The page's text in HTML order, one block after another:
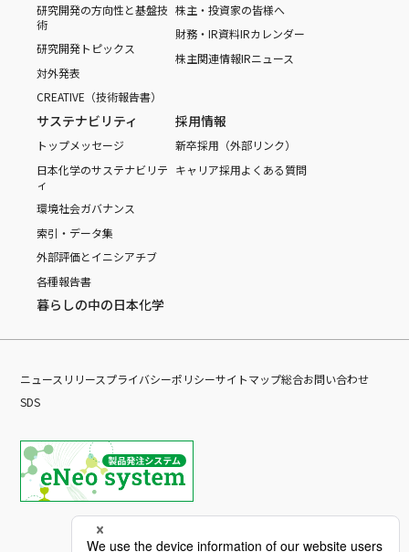
研究開発の方向性と基盤技
術
研究開発トピックス
対外発表
CREATIVE（技術報告書）
株主・投資家の皆様へ
財務・IR資料IRカレンダー
株主関連情報IRニュース
サステナビリティ
トップメッセージ
日本化学のサステナビリテ
ィ
環境社会ガバナンス
索引・データ集
外部評価とイニシアチブ
各種報告書
採用情報
新卒採用（外部リンク）
キャリア採用よくある質問
暮らしの中の日本化学
ニュースリリースプライバシーポリシーサイトマップ総合お問い合わせ
SDS